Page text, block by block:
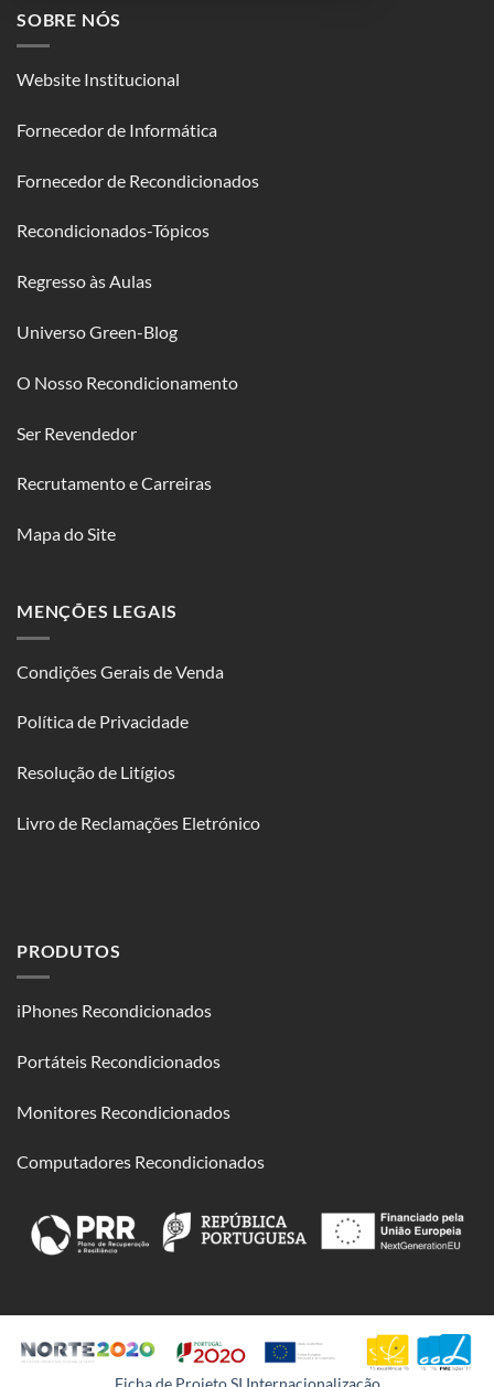
SOBRE NÓS
Website Institucional
Fornecedor de Informática
Fornecedor de Recondicionados
Recondicionados-Tópicos
Regresso às Aulas
Universo Green-Blog
O Nosso Recondicionamento
Ser Revendedor
Recrutamento e Carreiras
Mapa do Site
MENÇÕES LEGAIS
Condições Gerais de Venda
Política de Privacidade
Resolução de Litígios
Livro de Reclamações Eletrónico
PRODUTOS
iPhones Recondicionados
Portáteis Recondicionados
Monitores Recondicionados
Computadores Recondicionados